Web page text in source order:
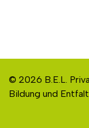
© 2026 B.E.L.
Bildung und